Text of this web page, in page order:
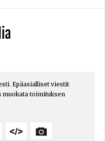
Epäasialliset viestit
muokata toimituksen